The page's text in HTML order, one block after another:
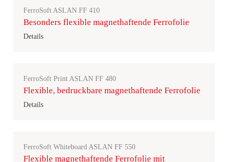
FerroSoft ASLAN FF 410
Besonders flexible magnethaftende Ferrofolie
Details
FerroSoft Print ASLAN FF 480
Flexible, bedruckbare magnethaftende Ferrofolie
Details
FerroSoft Whiteboard ASLAN FF 550
Flexible magnethaftende Ferrofolie mit